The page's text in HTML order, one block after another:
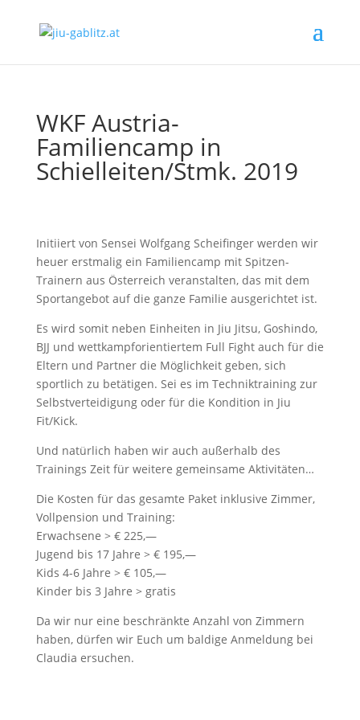
WKF Austria-
Familiencamp in
Schielleiten/Stmk. 2019
Initiiert von Sensei Wolfgang Scheifinger werden wir
heuer erstmalig ein Familiencamp mit Spitzen-
Trainern aus Österreich veranstalten, das mit dem
Sportangebot auf die ganze Familie ausgerichtet ist.
Es wird somit neben Einheiten in Jiu Jitsu, Goshindo,
BJJ und wettkampforientiertem Full Fight auch für die
Eltern und Partner die Möglichkeit geben, sich
sportlich zu betätigen. Sei es im Techniktraining zur
Selbstverteidigung oder für die Kondition in Jiu
Fit/Kick.
Und natürlich haben wir auch außerhalb des
Trainings Zeit für weitere gemeinsame Aktivitäten…
Die Kosten für das gesamte Paket inklusive Zimmer,
Vollpension und Training:
Erwachsene > € 225,—
Jugend bis 17 Jahre > € 195,—
Kids 4-6 Jahre > € 105,—
Kinder bis 3 Jahre > gratis
Da wir nur eine beschränkte Anzahl von Zimmern
haben, dürfen wir Euch um baldige Anmeldung bei
Claudia ersuchen.